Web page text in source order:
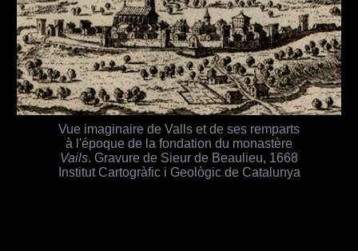
Vue imaginaire de Valls et de ses remparts
à l'époque de la fondation du monastère
Vails. Gravure de Sieur de Beaulieu, 1668
Institut Cartogràfic i Geològic de Catalunya